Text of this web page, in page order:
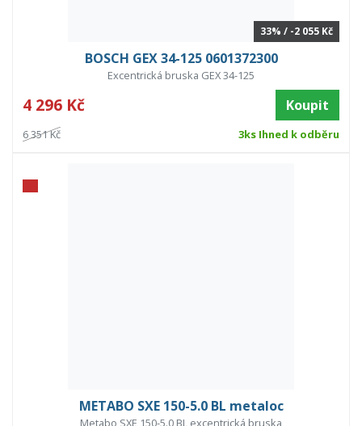
33% / -2 055 Kč
BOSCH GEX 34-125 0601372300
Excentrická bruska GEX 34-125
4 296 Kč Koupit
6 351 Kč 3ks Ihned k odběru
METABO SXE 150-5.0 BL metaloc
Metabo SXE 150-5.0 BL excentrická bruska